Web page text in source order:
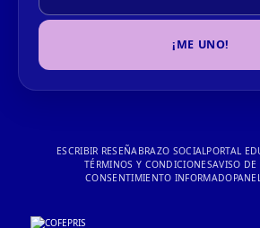
¡ME UNO!
ESCRIBIR RESEÑA BRAZO SOCIAL PORTAL
TÉRMINOS Y CONDICIONESAVISO DE
CONSENTIMIENTO INFORMADO